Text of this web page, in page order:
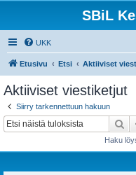
SBiL
UKK
Etusivu Etsi Aktiiviset
Aktiiviset viestiketjut
Siirry tarkennettuun hakuun
Haku